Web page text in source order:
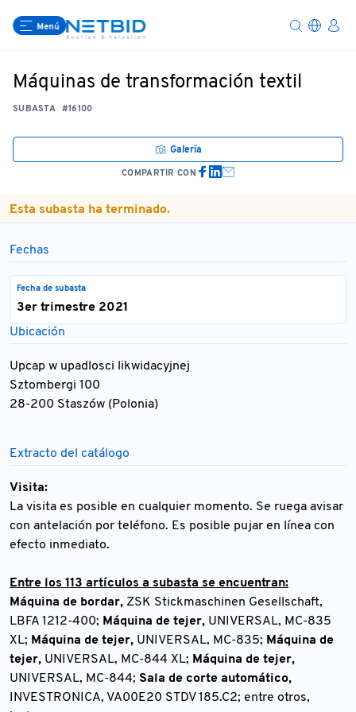
Menú
Máquinas de transformación textil
SUBASTA #16100
Galería
COMPARTIR CON
Esta subasta ha terminado.
Fechas
Fecha de subasta
3er trimestre 2021
Ubicación
Upcap w upadlosci likwidacyjnej
Sztombergi 100
28-200 Staszów (Polonia)
Extracto del catálogo
Visita:
La visita es posible en cualquier momento. Se ruega avisar
con antelación por teléfono. Es posible pujar en línea con
efecto inmediato.
Entre los 113 artículos a subasta se encuentran:
Máquina de bordar, ZSK Stickmaschinen Gesellschaft,
LBFA 1212-400; Máquina de tejer, UNIVERSAL, MC-835
XL; Máquina de tejer, UNIVERSAL, MC-835; Máquina de
tejer, UNIVERSAL, MC-844 XL; Máquina de tejer,
UNIVERSAL, MC-844; Sala de corte automático,
INVESTRONICA, VA00E20 STDV 185.C2; entre otros,